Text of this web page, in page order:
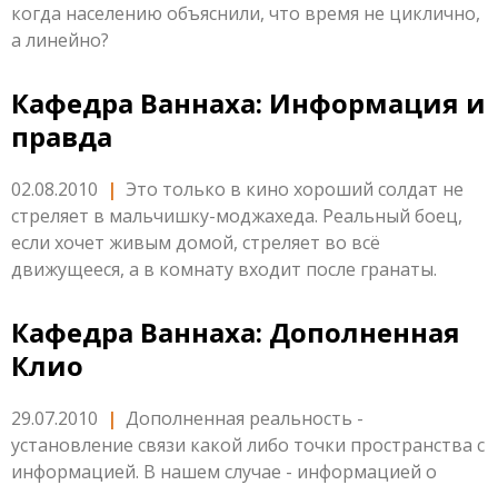
когда населению объяснили, что время не циклично,
а линейно?
Кафедра Ваннаха: Информация и
правда
02.08.2010 | Это только в кино хороший солдат не
стреляет в мальчишку-моджахеда. Реальный боец,
если хочет живым домой, стреляет во всё
движущееся, а в комнату входит после гранаты.
Кафедра Ваннаха: Дополненная
Клио
29.07.2010 | Дополненная реальность -
установление связи какой либо точки пространства с
информацией. В нашем случае - информацией о